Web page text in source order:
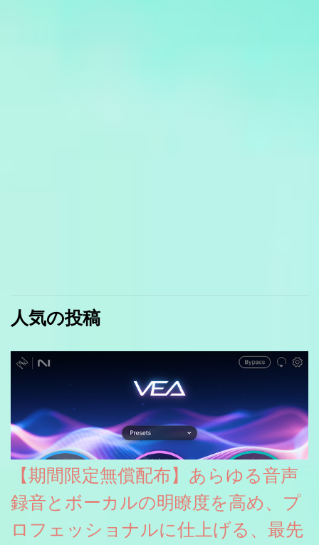
人気の投稿
【期間限定無償配布】あらゆる音声
録音とボーカルの明瞭度を高め、プ
ロフェッショナルに仕上げる、最先